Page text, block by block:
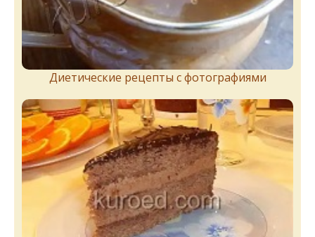
Диетические рецепты с фотографиями